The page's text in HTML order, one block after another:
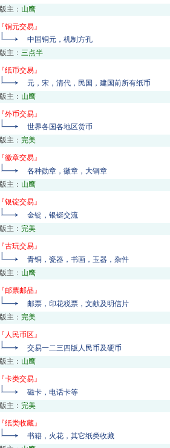
版主： 山鹰
『铜元交易』
中国铜元，机制方孔
版主： 三点半
『纸币交易』
元，宋，清代，民国，建国前所有纸币
版主： 山鹰
『外币交易』
世界各国各地区货币
版主： 完美
『徽章交易』
各种勋章，徽章，大铜章
版主： 山鹰
『银锭交易』
金锭，银铤交流
版主： 完美
『古玩交易』
青铜，瓷器，书画，玉器，杂件
版主： 山鹰
『邮票邮品』
邮票，印花税票，文献及明信片
版主： 完美
『 人民币区』
交易一二三四版人民币及硬币
版主： 山鹰
『卡类交易』
磁卡，电话卡等
版主： 完美
『纸类收藏』
书籍，火花，其它纸类收藏